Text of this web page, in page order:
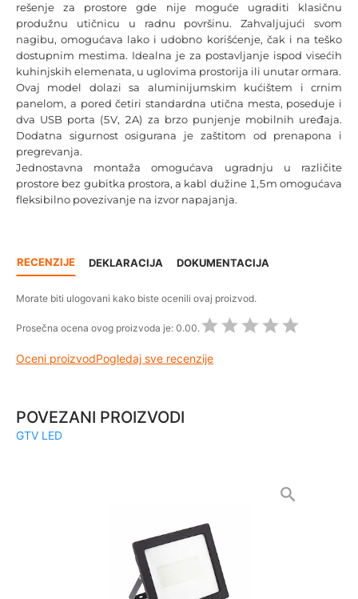
rešenje za prostore gde nije moguće ugraditi klasičnu
produžnu utičnicu u radnu površinu. Zahvaljujući svom
nagibu, omogućava lako i udobno korišćenje, čak i na teško
dostupnim mestima. Idealna je za postavljanje ispod visećih
kuhinjskih elemenata, u uglovima prostorija ili unutar ormara.
Ovaj model dolazi sa aluminijumskim kućištem i crnim
panelom, a pored četiri standardna utična mesta, poseduje i
dva USB porta (5V, 2A) za brzo punjenje mobilnih uređaja.
Dodatna sigurnost osigurana je zaštitom od prenapona i
pregrevanja.
Jednostavna montaža omogućava ugradnju u različite
prostore bez gubitka prostora, a kabl dužine 1,5m omogućava
fleksibilno povezivanje na izvor napajanja.
RECENZIJE DEKLARACIJA DOKUMENTACIJA
Morate biti ulogovani kako biste ocenili ovaj proizvod.
Prosečna ocena ovog proizvoda je: 0.00.
Oceni proizvodPogledaj sve recenzije
POVEZANI PROIZVODI
GTV LED